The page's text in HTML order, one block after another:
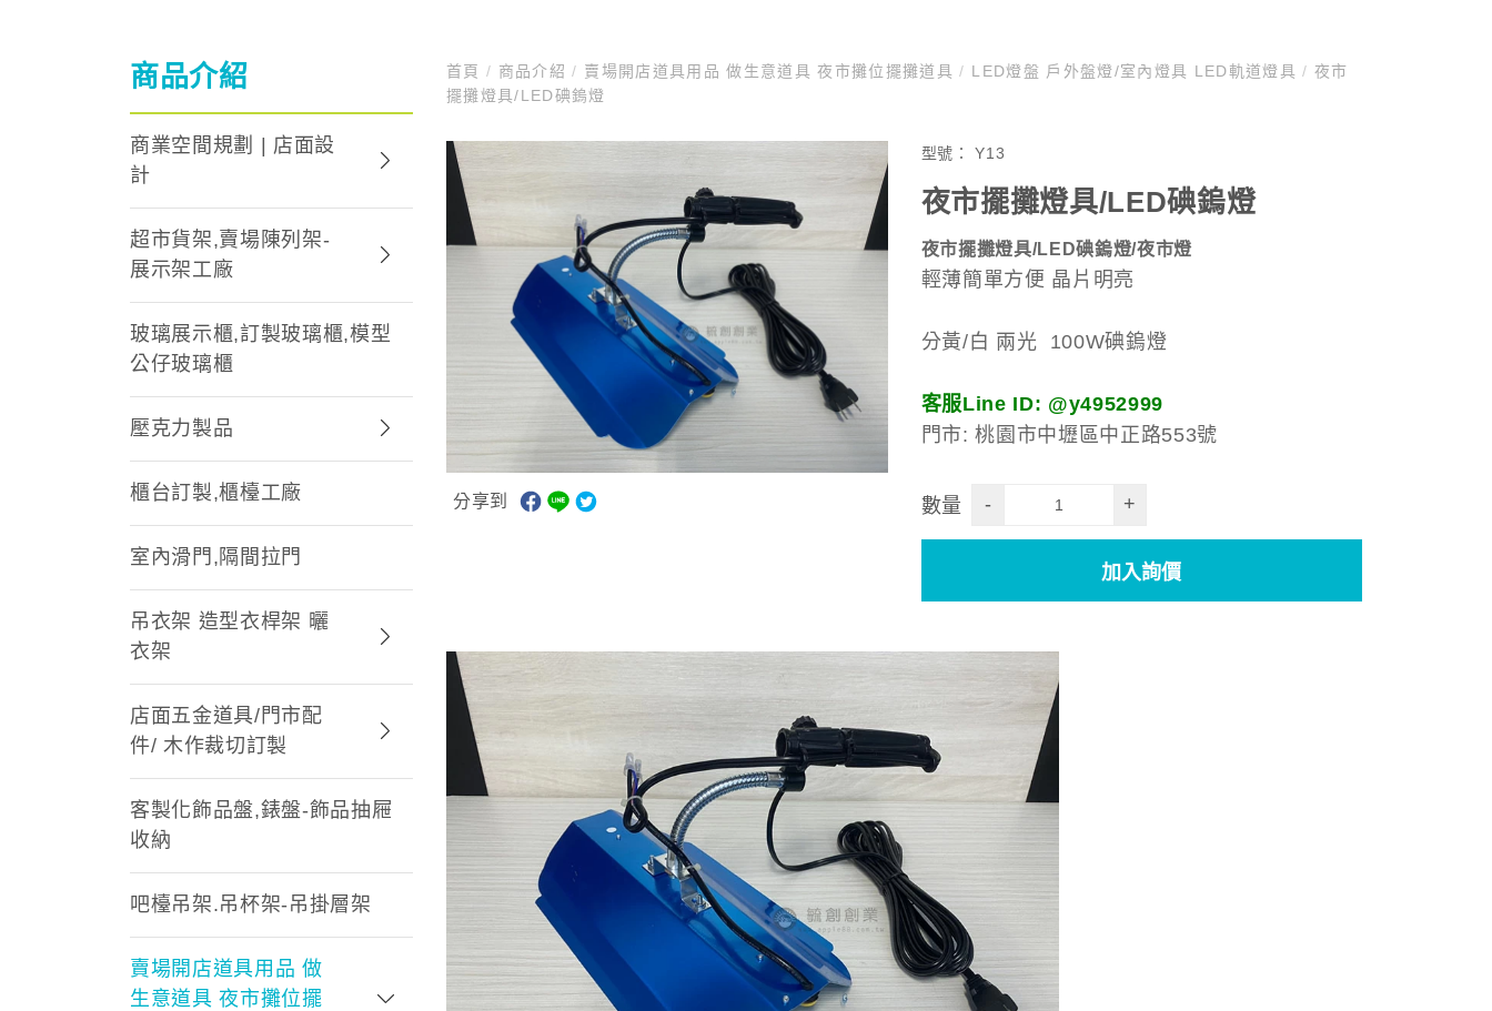
商品介紹
商業空間規劃 | 店面設
計
超市貨架,賣場陳列架-
展示架工廠
玻璃展示櫃,訂製玻璃櫃,模型
公仔玻璃櫃
壓克力製品
櫃台訂製,櫃檯工廠
室內滑門,隔間拉門
吊衣架 造型衣桿架 曬
衣架
店面五金道具/門市配
件/ 木作裁切訂製
客製化飾品盤,錶盤-飾品抽屜
收納
吧檯吊架.吊杯架-吊掛層架
賣場開店道具用品 做
生意道具 夜市攤位擺
首頁/ 商品介紹/ 賣場開店道具用品 做生意道具 夜市攤位擺攤道具/ LED燈盤 戶外盤燈/室內燈具 LED軌道燈具/ 夜市
擺攤燈具/LED碘鎢燈
分享到
型號：Y13
夜市擺攤燈具/LED碘鎢燈
夜市擺攤燈具/LED碘鎢燈/夜市燈
輕薄簡單方便 晶片明亮
分黃/白 兩光 100W碘鎢燈
客服Line ID: @y4952999
門市: 桃園市中壢區中正路553號
數量 - +
加入詢價